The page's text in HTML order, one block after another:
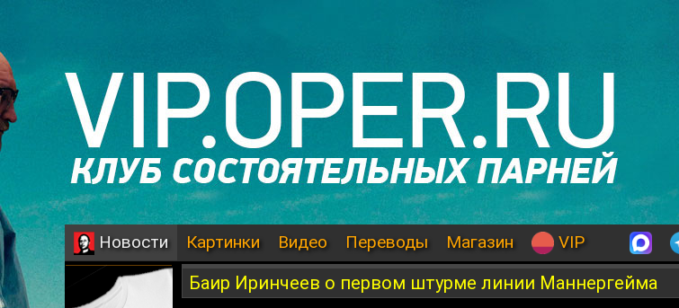
Новости Картинки Видео Переводы Магазин VIP
Баир Иринчеев о первом штурме линии Маннергейма